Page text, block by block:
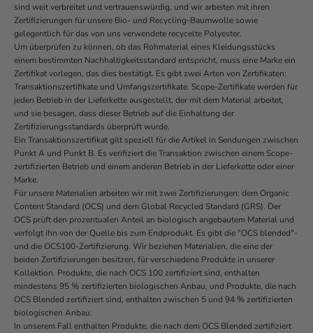
sind weit verbreitet und vertrauenswürdig, und wir arbeiten mit ihren
Zertifizierungen für unsere Bio- und Recycling-Baumwolle sowie
gelegentlich für das von uns verwendete recycelte Polyester.
Um überprüfen zu können, ob das Rohmaterial eines Kleidungsstücks
einem bestimmten Nachhaltigkeitsstandard entspricht, muss eine Marke ein
Zertifikat vorlegen, das dies bestätigt. Es gibt zwei Arten von Zertifikaten:
Transaktionszertifikate und Umfangszertifikate. Scope-Zertifikate werden für
jeden Betrieb in der Lieferkette ausgestellt, der mit dem Material arbeitet,
und sie besagen, dass dieser Betrieb auf die Einhaltung der
Zertifizierungsstandards überprüft wurde.
Ein Transaktionszertifikat gilt speziell für die Artikel in Sendungen zwischen
Punkt A und Punkt B. Es verifiziert die Transaktion zwischen einem Scope-
zertifizierten Betrieb und einem anderen Betrieb in der Lieferkette oder einer
Marke.
Für unsere Materialien arbeiten wir mit zwei Zertifizierungen: dem Organic
Content Standard (OCS) und dem Global Recycled Standard (GRS). Der
OCS prüft den prozentualen Anteil an biologisch angebautem Material und
verfolgt ihn von der Quelle bis zum Endprodukt. Es gibt die "OCS blended"-
und die OCS100-Zertifizierung. Wir beziehen Materialien, die eine der
beiden Zertifizierungen besitzen, für verschiedene Produkte in unserer
Kollektion. Produkte, die nach OCS 100 zertifiziert sind, enthalten
mindestens 95 % zertifizierten biologischen Anbau, und Produkte, die nach
OCS Blended zertifiziert sind, enthalten zwischen 5 und 94 % zertifizierten
biologischen Anbau.
In unserem Fall enthalten Produkte, die nach dem OCS Blended zertifiziert